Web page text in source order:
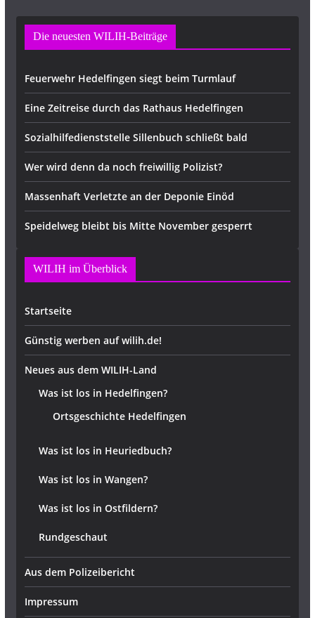
Die neuesten WILIH-Beiträge
Feuerwehr Hedelfingen siegt beim Turmlauf
Eine Zeitreise durch das Rathaus Hedelfingen
Sozialhilfedienststelle Sillenbuch schließt bald
Wer wird denn da noch freiwillig Polizist?
Massenhaft Verletzte an der Deponie Einöd
Speidelweg bleibt bis Mitte November gesperrt
WILIH im Überblick
Startseite
Günstig werben auf wilih.de!
Neues aus dem WILIH-Land
Was ist los in Hedelfingen?
Ortsgeschichte Hedelfingen
Was ist los in Heuriedbuch?
Was ist los in Wangen?
Was ist los in Ostfildern?
Rundgeschaut
Aus dem Polizeibericht
Impressum